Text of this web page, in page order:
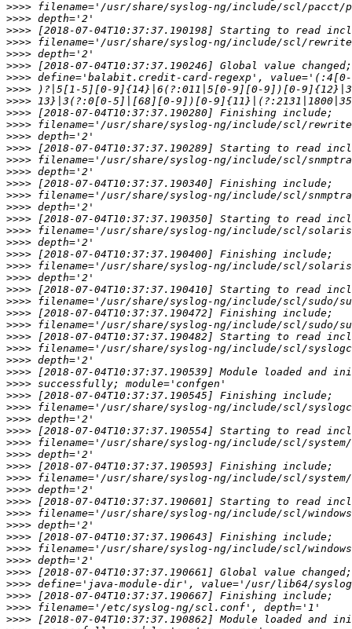
>>>>
>>>>
>>>>
>>>>
>>>>
>>>>
>>>>
>>>>
>>>>
>>>>
>>>>
>>>>
>>>>
>>>>
>>>>
>>>>
>>>>
>>>>
>>>>
>>>>
>>>>
>>>>
>>>>
>>>>
>>>>
>>>>
>>>>
>>>>
>>>>
>>>>
>>>>
>>>>
>>>>
>>>>
>>>>
>>>>
>>>>
>>>>
>>>>
>>>>
>>>>
>>>>
>>>>
>>>>
>>>>
>>>>
>>>>
>>>>
>>>>
>>>>
>>>>
>>>>
>>>>